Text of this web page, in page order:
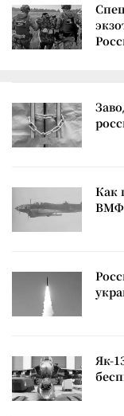
Как
ВМФ
Як-